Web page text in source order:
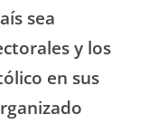
sea
y los
en sus